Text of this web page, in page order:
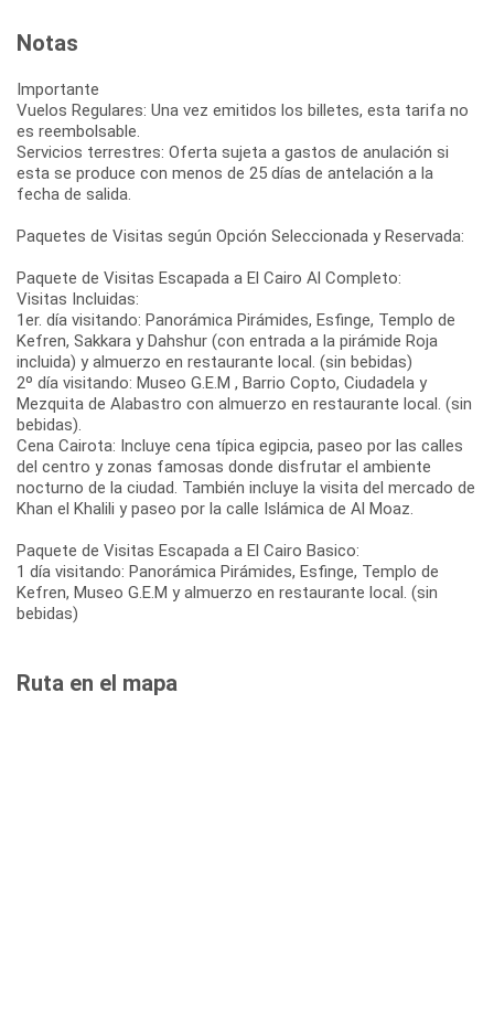
Notas
Importante
Vuelos Regulares: Una vez emitidos los billetes, esta tarifa no
es reembolsable.
Servicios terrestres: Oferta sujeta a gastos de anulación si
esta se produce con menos de 25 días de antelación a la
fecha de salida.
Paquetes de Visitas según Opción Seleccionada y Reservada:
Paquete de Visitas Escapada a El Cairo Al Completo:
Visitas Incluidas:
1er. día visitando: Panorámica Pirámides, Esfinge, Templo de
Kefren, Sakkara y Dahshur (con entrada a la pirámide Roja
incluida) y almuerzo en restaurante local. (sin bebidas)
2º día visitando: Museo G.E.M , Barrio Copto, Ciudadela y
Mezquita de Alabastro con almuerzo en restaurante local. (sin
bebidas).
Cena Cairota: Incluye cena típica egipcia, paseo por las calles
del centro y zonas famosas donde disfrutar el ambiente
nocturno de la ciudad. También incluye la visita del mercado de
Khan el Khalili y paseo por la calle Islámica de Al Moaz.
Paquete de Visitas Escapada a El Cairo Basico:
1 día visitando: Panorámica Pirámides, Esfinge, Templo de
Kefren, Museo G.E.M y almuerzo en restaurante local. (sin
bebidas)
Ruta en el mapa